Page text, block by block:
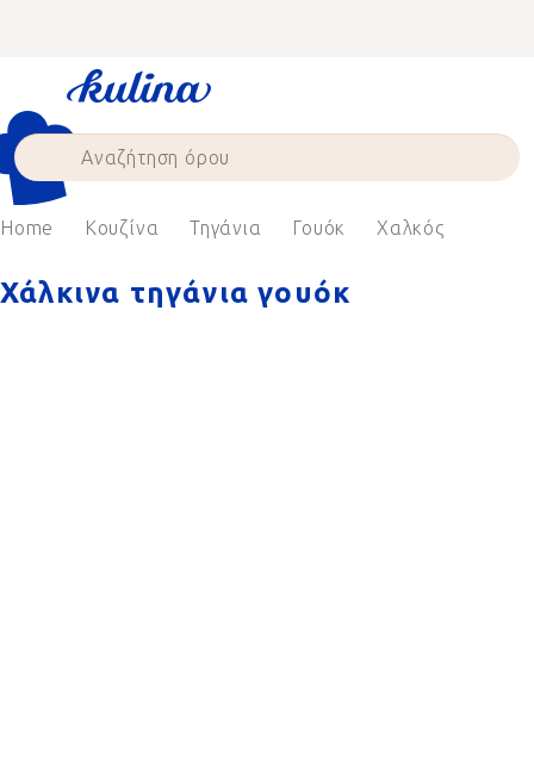
Home Κουζίνα Τηγάνια Γουόκ Χαλκός
Χάλκινα τηγάνια γουόκ